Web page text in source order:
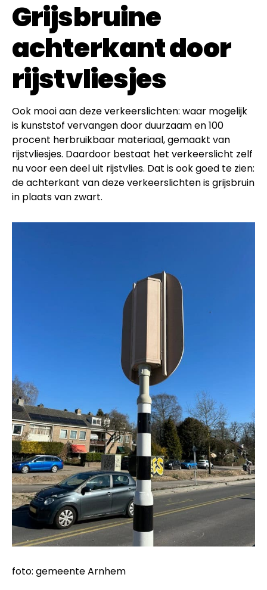
Grijsbruine
achterkant door
rijstvliesjes
Ook mooi aan deze verkeerslichten: waar mogelijk
is kunststof vervangen door duurzaam en 100
procent herbruikbaar materiaal, gemaakt van
rijstvliesjes. Daardoor bestaat het verkeerslicht zelf
nu voor een deel uit rijstvlies. Dat is ook goed te zien:
de achterkant van deze verkeerslichten is grijsbruin
in plaats van zwart.
foto: gemeente Arnhem